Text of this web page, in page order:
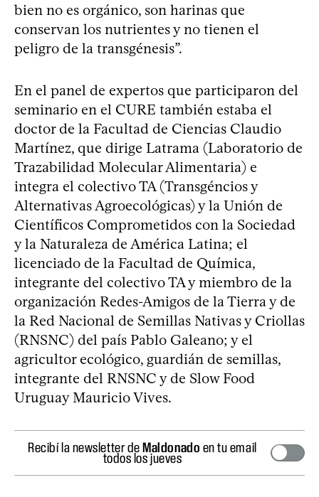
bien no es orgánico, son harinas que
conservan los nutrientes y no tienen el
peligro de la transgénesis”.
En el panel de expertos que participaron del
seminario en el CURE también estaba el
doctor de la Facultad de Ciencias Claudio
Martínez, que dirige Latrama (Laboratorio de
Trazabilidad Molecular Alimentaria) e
integra el colectivo TA (Transgéncios y
Alternativas Agroecológicas) y la Unión de
Científicos Comprometidos con la Sociedad
y la Naturaleza de América Latina; el
licenciado de la Facultad de Química,
integrante del colectivo TA y miembro de la
organización Redes-Amigos de la Tierra y de
la Red Nacional de Semillas Nativas y Criollas
(RNSNC) del país Pablo Galeano; y el
agricultor ecológico, guardián de semillas,
integrante del RNSNC y de Slow Food
Uruguay Mauricio Vives.
Recibí la newsletter deMaldonado en tu email
todos los jueves